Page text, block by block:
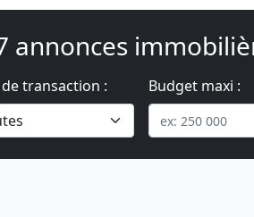
annonces
transaction : Budget maxi :